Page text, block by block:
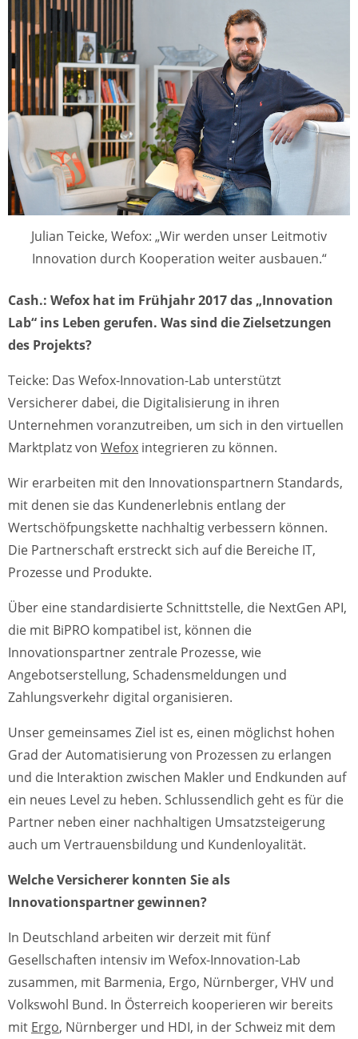
Julian Teicke, Wefox: „Wir werden unser Leitmotiv
Innovation durch Kooperation weiter ausbauen.“
Cash.: Wefox hat im Frühjahr 2017 das „Innovation
Lab“ ins Leben gerufen. Was sind die Zielsetzungen
des Projekts?
Teicke: Das Wefox-Innovation-Lab unterstützt
Versicherer dabei, die Digitalisierung in ihren
Unternehmen voranzutreiben, um sich in den virtuellen
Marktplatz von Wefox integrieren zu können.
Wir erarbeiten mit den Innovationspartnern Standards,
mit denen sie das Kundenerlebnis entlang der
Wertschöfpungskette nachhaltig verbessern können.
Die Partnerschaft erstreckt sich auf die Bereiche IT,
Prozesse und Produkte.
Über eine standardisierte Schnittstelle, die NextGen API,
die mit BiPRO kompatibel ist, können die
Innovationspartner zentrale Prozesse, wie
Angebotserstellung, Schadensmeldungen und
Zahlungsverkehr digital organisieren.
Unser gemeinsames Ziel ist es, einen möglichst hohen
Grad der Automatisierung von Prozessen zu erlangen
und die Interaktion zwischen Makler und Endkunden auf
ein neues Level zu heben. Schlussendlich geht es für die
Partner neben einer nachhaltigen Umsatzsteigerung
auch um Vertrauensbildung und Kundenloyalität.
Welche Versicherer konnten Sie als
Innovationspartner gewinnen?
In Deutschland arbeiten wir derzeit mit fünf
Gesellschaften intensiv im Wefox-Innovation-Lab
zusammen, mit Barmenia, Ergo, Nürnberger, VHV und
Volkswohl Bund. In Österreich kooperieren wir bereits
mit Ergo, Nürnberger und HDI, in der Schweiz mit dem